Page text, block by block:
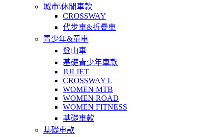
城市\休閒車款
CROSSWAY
代步車&折疊車
青少年&童車
登山車
基礎青少年車款
JULIET
CROSSWAY L
WOMEN MTB
WOMEN ROAD
WOMEN FITNESS
基礎車款
基礎車款